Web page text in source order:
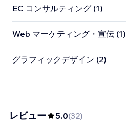
EC コンサルティング (1)
Web マーケティング・宣伝 (1)
グラフィックデザイン (2)
レビュー 5.0(32)